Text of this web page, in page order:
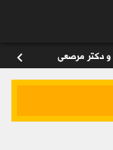
و دکتر مرصعی chevron_left